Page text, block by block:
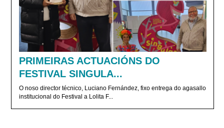
PRIMEIRAS ACTUACIÓNS DO
FESTIVAL SINGULA...
O noso director técnico, Luciano Fernández, fixo entrega do agasallo
institucional do Festival a Lolita F...